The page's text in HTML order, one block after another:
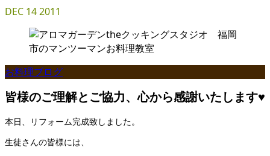
DEC 142011
お料理ブログ
皆様のご理解とご協力、心から感謝いたします♥
本日、リフォーム完成致しました。
生徒さんの皆様には、